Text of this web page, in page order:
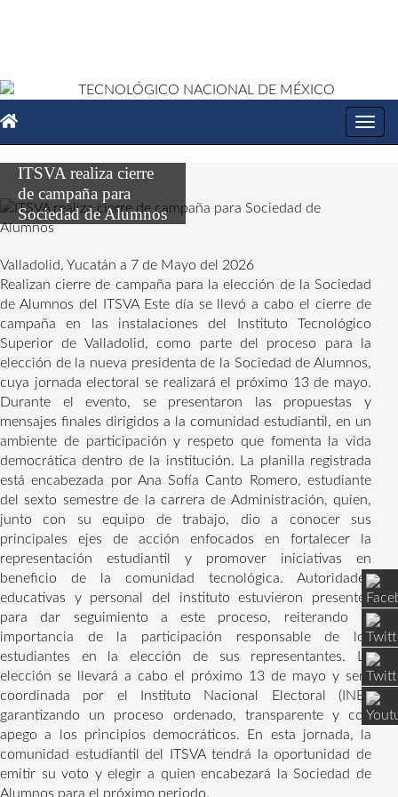
ITSVA realiza cierre
de campaña para
Sociedad de Alumnos
Valladolid, Yucatán a 7 de Mayo del 2026
Realizan cierre de campaña para la elección de la Sociedad
de Alumnos del ITSVA Este día se llevó a cabo el cierre de
campaña en las instalaciones del Instituto Tecnológico
Superior de Valladolid, como parte del proceso para la
elección de la nueva presidenta de la Sociedad de Alumnos,
cuya jornada electoral se realizará el próximo 13 de mayo.
Durante el evento, se presentaron las propuestas y
mensajes finales dirigidos a la comunidad estudiantil, en un
ambiente de participación y respeto que fomenta la vida
democrática dentro de la institución. La planilla registrada
está encabezada por Ana Sofía Canto Romero, estudiante
del sexto semestre de la carrera de Administración, quien,
junto con su equipo de trabajo, dio a conocer sus
principales ejes de acción enfocados en fortalecer la
representación estudiantil y promover iniciativas en
beneficio de la comunidad tecnológica. Autoridades
educativas y personal del instituto estuvieron presentes
para dar seguimiento a este proceso, reiterando la
importancia de la participación responsable de los
estudiantes en la elección de sus representantes. La
elección se llevará a cabo el próximo 13 de mayo y será
coordinada por el Instituto Nacional Electoral (INE),
garantizando un proceso ordenado, transparente y con
apego a los principios democráticos. En esta jornada, la
comunidad estudiantil del ITSVA tendrá la oportunidad de
emitir su voto y elegir a quien encabezará la Sociedad de
Alumnos para el próximo periodo.